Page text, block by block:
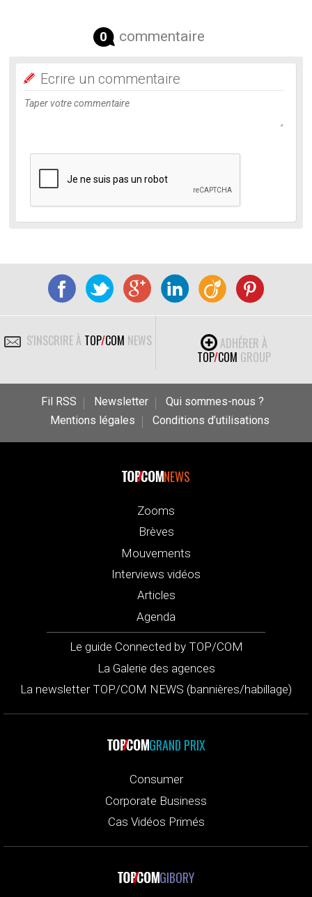
0 commentaire
Ecrire un commentaire
S'INSCRIRE À TOP/COM NEWS
ADHÉRER À
TOP/COM GROUP
Fil RSS Newsletter
Qui sommes-nous ?
Mentions légales
Conditions d’utilisations
NEWS
Zooms
Brèves
Mouvements
Interviews vidéos
Articles
Agenda
Le guide Connected by TOP/COM
La Galerie des agences
La newsletter TOP/COM NEWS (bannières/habillage)
GRAND PRIX
Consumer
Corporate Business
Cas Vidéos Primés
GIBORY